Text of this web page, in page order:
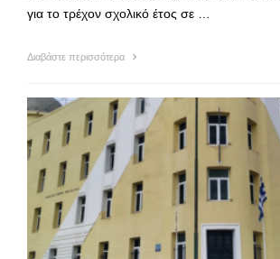
για το τρέχον σχολικό έτος σε …
Διαβάστε περισσότερα